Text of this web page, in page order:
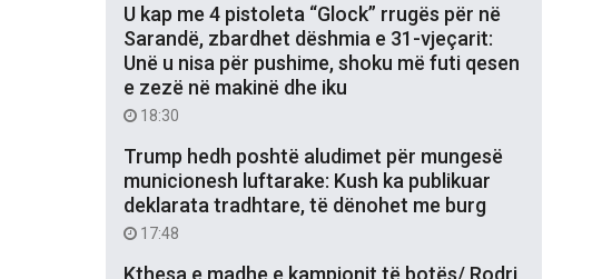
U kap me 4 pistoleta “Glock” rrugës për në
Sarandë, zbardhet dëshmia e 31-vjeçarit:
Unë u nisa për pushime, shoku më futi qesen
e zezë në makinë dhe iku
18:30
Trump hedh poshtë aludimet për mungesë
municionesh luftarake: Kush ka publikuar
deklarata tradhtare, të dënohet me burg
17:48
Kthesa e madhe e kampionit të botës/ Rodri